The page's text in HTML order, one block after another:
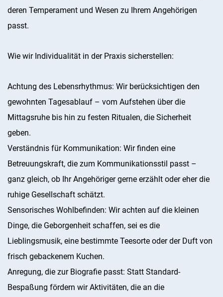
deren Temperament und Wesen zu Ihrem Angehörigen
passt.
Wie wir Individualität in der Praxis sicherstellen:
Achtung des Lebensrhythmus: Wir berücksichtigen den
gewohnten Tagesablauf – vom Aufstehen über die
Mittagsruhe bis hin zu festen Ritualen, die Sicherheit
geben.
Verständnis für Kommunikation: Wir finden eine
Betreuungskraft, die zum Kommunikationsstil passt –
ganz gleich, ob Ihr Angehöriger gerne erzählt oder eher die
ruhige Gesellschaft schätzt.
Sensorisches Wohlbefinden: Wir achten auf die kleinen
Dinge, die Geborgenheit schaffen, sei es die
Lieblingsmusik, eine bestimmte Teesorte oder der Duft von
frisch gebackenem Kuchen.
Anregung, die zur Biografie passt: Statt Standard-
Bespaßung fördern wir Aktivitäten, die an die